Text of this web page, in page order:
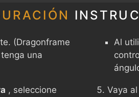
(Dragonframe
una
, seleccione
Al
Vaya